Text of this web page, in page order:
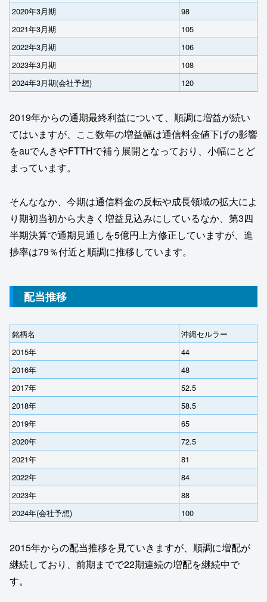
2020年3月期
98
2021年3月期
105
2022年3月期
106
2023年3月期
108
2024年3月期(会社予想)
120
2019年からの通期最終利益について、順調に増益が続い
てはいますが、ここ数年の増益幅は通信料金値下げの影響
をauでんきやFTTHで補う展開となっており、小幅にとど
まっています。
そんななか、今期は通信料金の反転や成長領域の拡大によ
り期初当初から大きく増益見込みにしているなか、第3四
半期決算で通期見通しを5億円上方修正していますが、進
捗率は79％付近と順調に推移しています。
配当推移
銘柄名
沖縄セルラー
2015年
44
2016年
48
2017年
52.5
2018年
58.5
2019年
65
2020年
72.5
2021年
81
2022年
84
2023年
88
2024年(会社予想)
100
2015年からの配当推移を見ていきますが、順調に増配が
継続しており、前期までで22期連続の増配を継続中で
す。